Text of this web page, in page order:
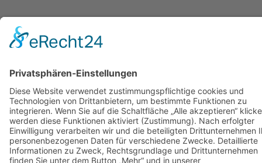
Menü
Impressum
06021-7710040
Wir sind persönlich für Sie da!
Schäfer GmbH & Co. KG
Seusstraße 32